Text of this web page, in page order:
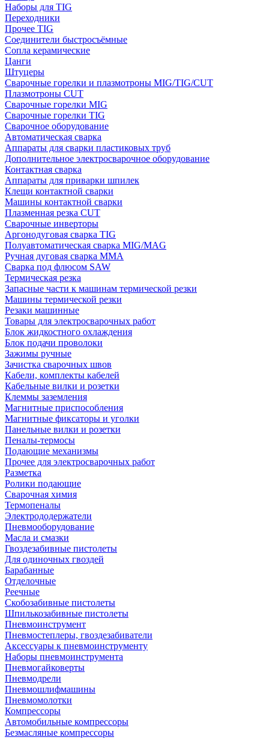
Наборы для TIG
Переходники
Прочее TIG
Соединители быстросъёмные
Сопла керамические
Цанги
Штуцеры
Сварочные горелки и плазмотроны MIG/TIG/CUT
Плазмотроны CUT
Сварочные горелки MIG
Сварочные горелки TIG
Сварочное оборудование
Автоматическая сварка
Аппараты для сварки пластиковых труб
Дополнительное электросварочное оборудование
Контактная сварка
Аппараты для приварки шпилек
Клещи контактной сварки
Машины контактной сварки
Плазменная резка CUT
Сварочные инверторы
Аргонодуговая сварка TIG
Полуавтоматическая сварка MIG/MAG
Ручная дуговая сварка MMA
Сварка под флюсом SAW
Термическая резка
Запасные части к машинам термической резки
Машины термической резки
Резаки машинные
Товары для электросварочных работ
Блок жидкостного охлаждения
Блок подачи проволоки
Зажимы ручные
Зачистка сварочных швов
Кабели, комплекты кабелей
Кабельные вилки и розетки
Клеммы заземления
Магнитные приспособления
Магнитные фиксаторы и уголки
Панельные вилки и розетки
Пеналы-термосы
Подающие механизмы
Прочее для электросварочных работ
Разметка
Ролики подающие
Сварочная химия
Термопеналы
Электрододержатели
Пневмооборудование
Масла и смазки
Гвоздезабивные пистолеты
Для одиночных гвоздей
Барабанные
Отделочные
Реечные
Скобозабивные пистолеты
Шпилькозабивные пистолеты
Пневмоинструмент
Пневмостеплеры, гвоздезабиватели
Аксессуары к пневмоинструменту
Наборы пневмоинструмента
Пневмогайковерты
Пневмодрели
Пневмошлифмашины
Пневмомолотки
Компрессоры
Автомобильные компрессоры
Безмасляные компрессоры